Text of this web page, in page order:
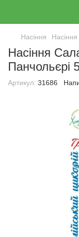
Насіння
Насіння
Панчольєрі
Артикул: 31686